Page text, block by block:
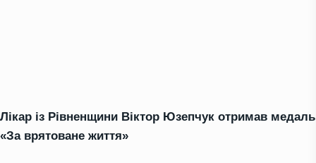
Лікар із Рівненщини Віктор Юзепчук отримав медаль
«За врятоване життя»